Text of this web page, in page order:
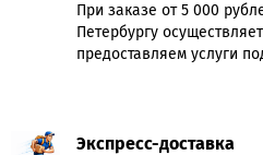
При заказе от 5 000
Петербургу
предоставляем услуги
Экспресс-доставка